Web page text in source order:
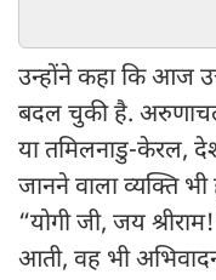
उन्होंने कहा कि आज
बदल चुकी है. अरुणाचल,
या तमिलनाडु-केरल,
जानने वाला व्यक्ति
“योगी जी, जय
आती, वह भी